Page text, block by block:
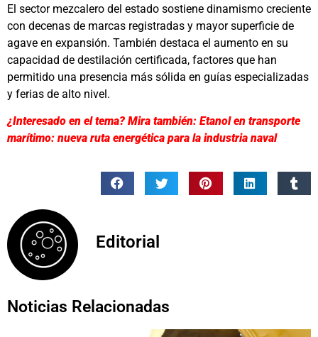
El sector mezcalero del estado sostiene dinamismo creciente
con decenas de marcas registradas y mayor superficie de
agave en expansión. También destaca el aumento en su
capacidad de destilación certificada, factores que han
permitido una presencia más sólida en guías especializadas
y ferias de alto nivel.
¿Interesado en el tema? Mira también: Etanol en transporte
marítimo: nueva ruta energética para la industria naval
Editorial
Noticias Relacionadas